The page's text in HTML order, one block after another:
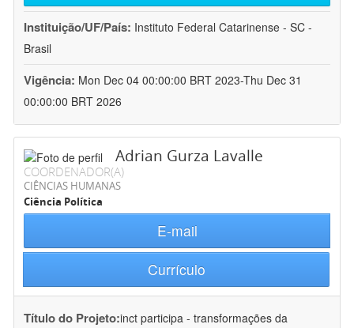
Instituição/UF/País: Instituto Federal Catarinense - SC -
Brasil
Vigência: Mon Dec 04 00:00:00 BRT 2023-Thu Dec 31
00:00:00 BRT 2026
Adrian Gurza Lavalle
COORDENADOR(A)
CIÊNCIAS HUMANAS
Ciência Política
E-mail
Currículo
Título do Projeto:inct participa - transformações da